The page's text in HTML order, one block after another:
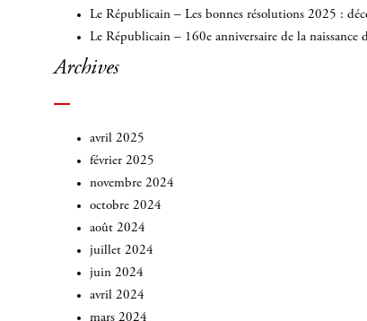
Le Républicain – Les bonnes résolutions 2025 :
Le Républicain – 160e anniversaire de la naissance
Archives
avril 2025
février 2025
novembre 2024
octobre 2024
août 2024
juillet 2024
juin 2024
avril 2024
mars 2024